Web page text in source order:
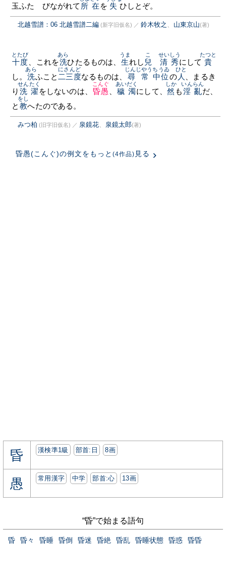
玉ふたゝびながれて 所在 を 失 ひしとぞ。
北越雪譜：06 北越雪譜二編 (新字旧仮名) ／ 鈴木牧之 、 山東京山(著)
十度
とたび
、これを洗
あら
ひたるものは、 生
うま
れし 兒
こ
清秀
せいしう
にして 貴
たつと
し。 洗
あら
ふこと 二三度
にさんど
なるものは、 尋常
じんじやう
中位
ちうゐ
の 人
ひと
、まるき
り 洗濯
せんたく
をしないのは、 昏愚
こんぐ
穢濁
あいだく
にして、 然
しか
も淫亂
いんらん
だ、
と 教
をし
へたのである。
みつ柏 (旧字旧仮名) ／ 泉鏡花、 泉鏡太郎(著)
昏愚(こんぐ)の例文をもっと (4作品) 見る
昏 漢検準1級 部首:⽇ 8画
愚 常用漢字 中学 部首:⼼ 13画
“昏”で始まる語句
昏 昏々 昏睡 昏倒 昏迷 昏絶 昏乱 昏睡状態 昏惑 昏昏